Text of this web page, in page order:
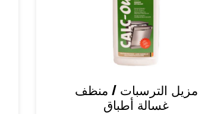
مزيل الترسبات / منظف
غسالة أطباق